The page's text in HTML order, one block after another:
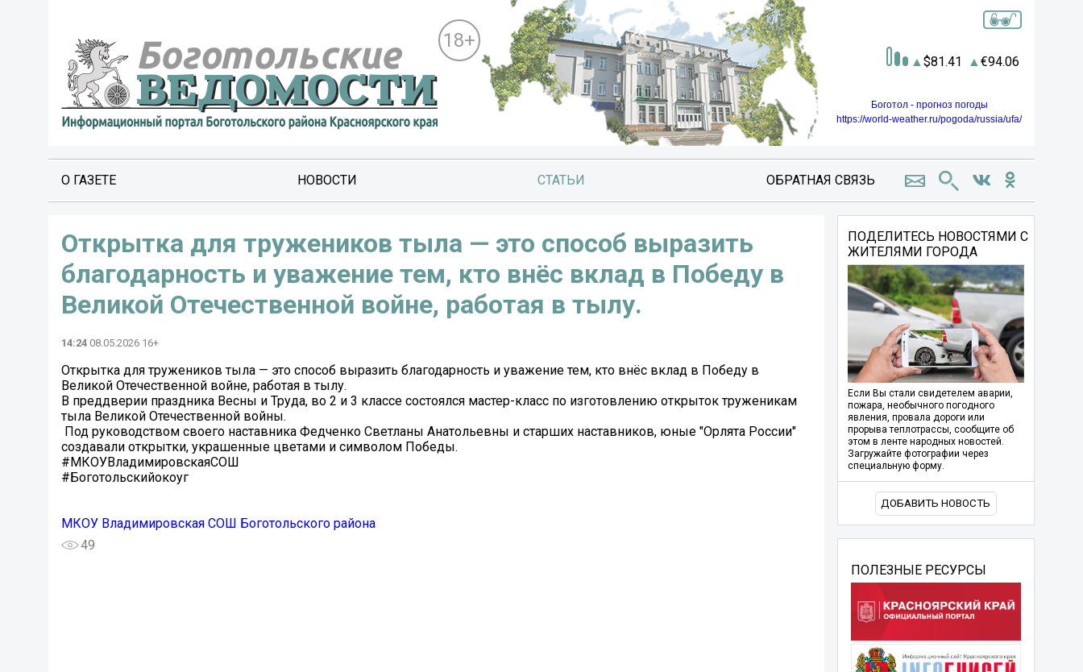
18+
81.41 94.06
Боготол - прогноз погоды
https://world-weather.ru/pogoda/russia/ufa/
О ГАЗЕТЕ НОВОСТИ СТАТЬИ ОБРАТНАЯ СВЯЗЬ
Открытка для тружеников тыла — это способ выразить
благодарность и уважение тем, кто внёс вклад в Победу в
Великой Отечественной войне, работая в тылу.
14:24 08.05.2026 16+
Открытка для тружеников тыла — это способ выразить благодарность и уважение тем, кто внёс вклад в Победу в
Великой Отечественной войне, работая в тылу.
В преддверии праздника Весны и Труда, во 2 и 3 классе состоялся мастер-класс по изготовлению открыток труженикам
тыла Великой Отечественной войны.
️Под руководством своего наставника Федченко Светланы Анатольевны и старших наставников, юные "Орлята России"
создавали открытки, украшенные цветами и символом Победы.
#МКОУВладимировскаяСОШ
#Боготольскийокоуг
МКОУ Владимировская СОШ Боготольского района
49
ПОДЕЛИТЕСЬ НОВОСТЯМИ С
ЖИТЕЛЯМИ ГОРОДА
Если Вы стали свидетелем аварии,
пожара, необычного погодного
явления, провала дороги или
прорыва теплотрассы, сообщите об
этом в ленте народных новостей.
Загружайте фотографии через
специальную форму.
ДОБАВИТЬ НОВОСТЬ
ПОЛЕЗНЫЕ РЕСУРСЫ